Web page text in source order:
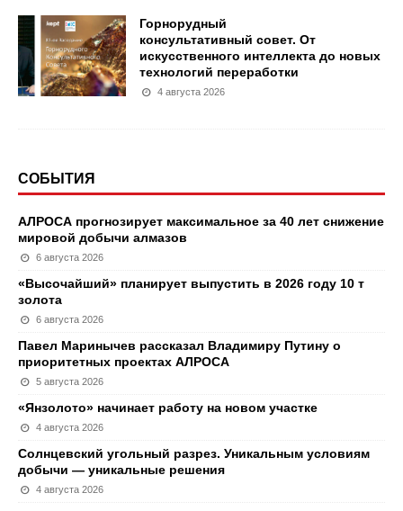
Горнорудный
консультативный совет. От
искусственного интеллекта до новых
технологий переработки
4 августа 2026
СОБЫТИЯ
АЛРОСА прогнозирует максимальное за 40 лет снижение
мировой добычи алмазов
6 августа 2026
«Высочайший» планирует выпустить в 2026 году 10 т
золота
6 августа 2026
Павел Маринычев рассказал Владимиру Путину о
приоритетных проектах АЛРОСА
5 августа 2026
«Янзолото» начинает работу на новом участке
4 августа 2026
Солнцевский угольный разрез. Уникальным условиям
добычи — уникальные решения
4 августа 2026